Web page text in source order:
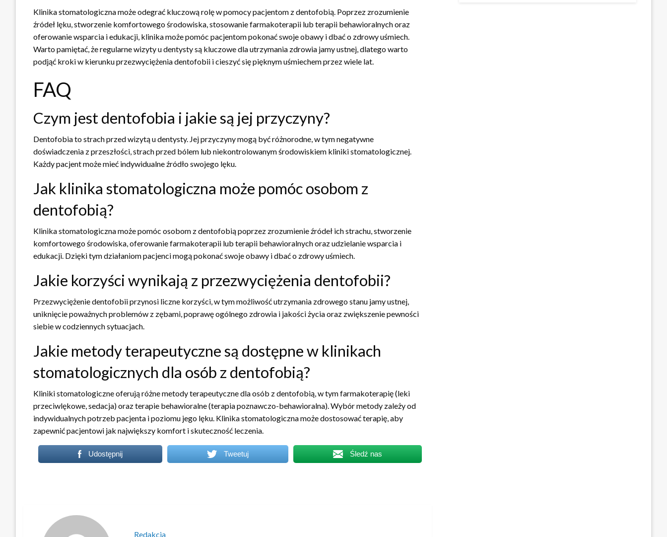
Klinika stomatologiczna może odegrać kluczową rolę w pomocy pacjentom z dentofobią. Poprzez zrozumienie
źródeł lęku, stworzenie komfortowego środowiska, stosowanie farmakoterapii lub terapii behawioralnych oraz
oferowanie wsparcia i edukacji, klinika może pomóc pacjentom pokonać swoje obawy i dbać o zdrowy uśmiech.
Warto pamiętać, że regularne wizyty u dentysty są kluczowe dla utrzymania zdrowia jamy ustnej, dlatego warto
podjąć kroki w kierunku przezwyciężenia dentofobii i cieszyć się pięknym uśmiechem przez wiele lat.
FAQ
Czym jest dentofobia i jakie są jej przyczyny?
Dentofobia to strach przed wizytą u dentysty. Jej przyczyny mogą być różnorodne, w tym negatywne
doświadczenia z przeszłości, strach przed bólem lub niekontrolowanym środowiskiem kliniki stomatologicznej.
Każdy pacjent może mieć indywidualne źródło swojego lęku.
Jak klinika stomatologiczna może pomóc osobom z
dentofobią?
Klinika stomatologiczna może pomóc osobom z dentofobią poprzez zrozumienie źródeł ich strachu, stworzenie
komfortowego środowiska, oferowanie farmakoterapii lub terapii behawioralnych oraz udzielanie wsparcia i
edukacji. Dzięki tym działaniom pacjenci mogą pokonać swoje obawy i dbać o zdrowy uśmiech.
Jakie korzyści wynikają z przezwyciężenia dentofobii?
Przezwyciężenie dentofobii przynosi liczne korzyści, w tym możliwość utrzymania zdrowego stanu jamy ustnej,
uniknięcie poważnych problemów z zębami, poprawę ogólnego zdrowia i jakości życia oraz zwiększenie pewności
siebie w codziennych sytuacjach.
Jakie metody terapeutyczne są dostępne w klinikach
stomatologicznych dla osób z dentofobią?
Kliniki stomatologiczne oferują różne metody terapeutyczne dla osób z dentofobią, w tym farmakoterapię (leki
przeciwlękowe, sedacja) oraz terapie behawioralne (terapia poznawczo-behawioralna). Wybór metody zależy od
indywidualnych potrzeb pacjenta i poziomu jego lęku. Klinika stomatologiczna może dostosować terapię, aby
zapewnić pacjentowi jak największy komfort i skuteczność leczenia.
Udostępnij Tweetuj Śledź nas
Redakcja